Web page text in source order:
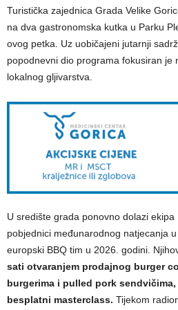
Turistička zajednica Grada Velike
na dva gastronomska kutka u Parku
ovog petka. Uz uobičajeni jutarnji
popodnevni dio programa fokusiran je
lokalnog gljivarstva.
U središte grada ponovno dolazi ekipa
pobjednici međunarodnog natjecanja
europski BBQ tim u 2026. godini.
sati otvaranjem prodajnog burger
burgerima i pulled pork
besplatni masterclass. Tijekom